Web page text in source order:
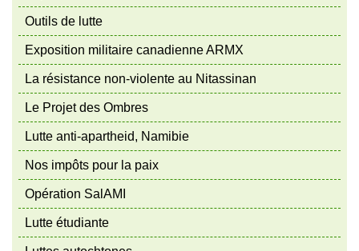
Outils de lutte
Exposition militaire canadienne ARMX
La résistance non-violente au Nitassinan
Le Projet des Ombres
Lutte anti-apartheid, Namibie
Nos impôts pour la paix
Opération SalAMI
Lutte étudiante